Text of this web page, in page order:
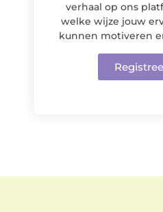
verhaal op ons
welke wijze jouw
kunnen motiveren